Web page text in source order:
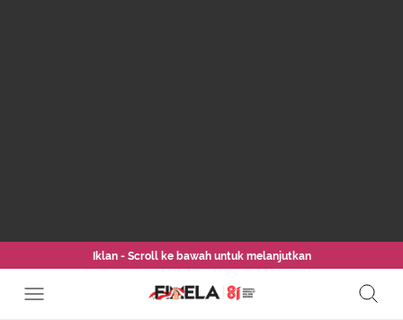
Iklan - Scroll ke bawah untuk melanjutkan